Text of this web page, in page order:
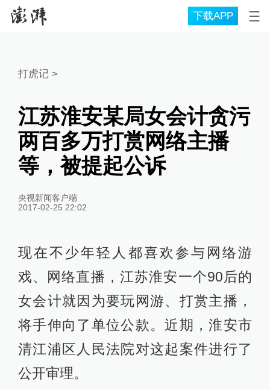
下载APP
打虎记>
江苏淮安某局女会计贪污
两百多万打赏网络主播
等，被提起公诉
央视新闻客户端
2017-02-25 22:02
现在不少年轻人都喜欢参与网络游
戏、网络直播，江苏淮安一个90后的
女会计就因为要玩网游、打赏主播，
将手伸向了单位公款。近期，淮安市
清江浦区人民法院对这起案件进行了
公开审理。